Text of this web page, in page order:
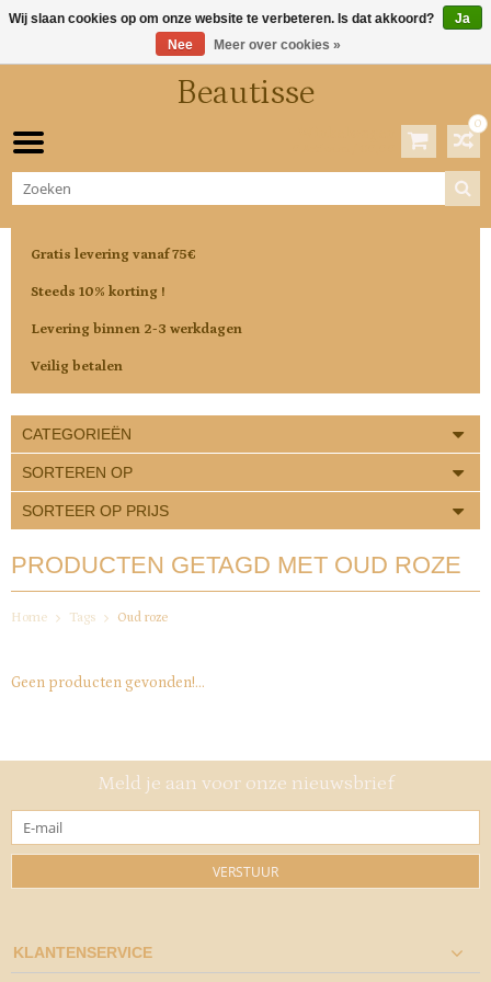
Beautisse
0
Gratis levering vanaf 75€
Steeds 10% korting !
Levering binnen 2-3 werkdagen
Veilig betalen
CATEGORIEËN
SORTEREN OP
SORTEER OP PRIJS
PRODUCTEN GETAGD MET OUD ROZE
Home Tags Oud roze
Geen producten gevonden!...
Meld je aan voor onze nieuwsbrief
VERSTUUR
KLANTENSERVICE
Wij slaan cookies op om onze website te verbeteren. Is dat akkoord?
Ja
Nee
Meer over cookies »